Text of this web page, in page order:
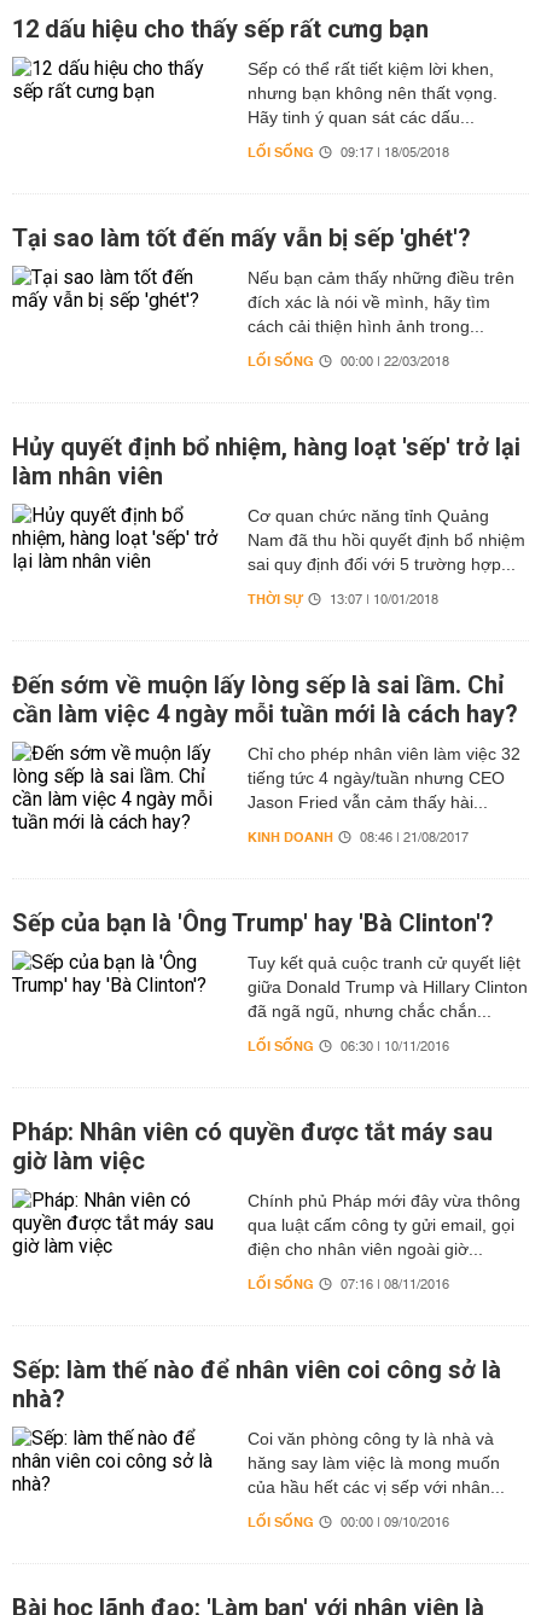
12 dấu hiệu cho thấy sếp rất cưng bạn
Sếp có thể rất tiết kiệm lời khen,
nhưng bạn không nên thất vọng.
Hãy tinh ý quan sát các dấu...
LỐI SỐNG 09:17 | 18/05/2018
Tại sao làm tốt đến mấy vẫn bị sếp 'ghét'?
Nếu bạn cảm thấy những điều trên
đích xác là nói về mình, hãy tìm
cách cải thiện hình ảnh trong...
LỐI SỐNG 00:00 | 22/03/2018
Hủy quyết định bổ nhiệm, hàng loạt 'sếp' trở lại
làm nhân viên
Cơ quan chức năng tỉnh Quảng
Nam đã thu hồi quyết định bổ nhiệm
sai quy định đối với 5 trường hợp...
THỜI SỰ 13:07 | 10/01/2018
Đến sớm về muộn lấy lòng sếp là sai lầm. Chỉ
cần làm việc 4 ngày mỗi tuần mới là cách hay?
Chỉ cho phép nhân viên làm việc 32
tiếng tức 4 ngày/tuần nhưng CEO
Jason Fried vẫn cảm thấy hài...
KINH DOANH 08:46 | 21/08/2017
Sếp của bạn là 'Ông Trump' hay 'Bà Clinton'?
Tuy kết quả cuộc tranh cử quyết liệt
giữa Donald Trump và Hillary Clinton
đã ngã ngũ, nhưng chắc chắn...
LỐI SỐNG 06:30 | 10/11/2016
Pháp: Nhân viên có quyền được tắt máy sau
giờ làm việc
Chính phủ Pháp mới đây vừa thông
qua luật cấm công ty gửi email, gọi
điện cho nhân viên ngoài giờ...
LỐI SỐNG 07:16 | 08/11/2016
Sếp: làm thế nào để nhân viên coi công sở là
nhà?
Coi văn phòng công ty là nhà và
hăng say làm việc là mong muốn
của hầu hết các vị sếp với nhân...
LỐI SỐNG 00:00 | 09/10/2016
Bài học lãnh đạo: 'Làm bạn' với nhân viên là